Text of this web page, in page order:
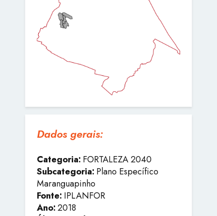
Dados gerais:
Categoria: FORTALEZA 2040
Subcategoria: Plano Específico
Maranguapinho
Fonte: IPLANFOR
Ano:2018